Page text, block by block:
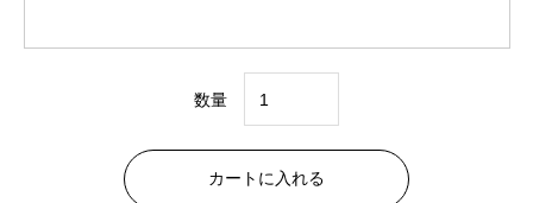
数量
ー
ダ
カートに入れる